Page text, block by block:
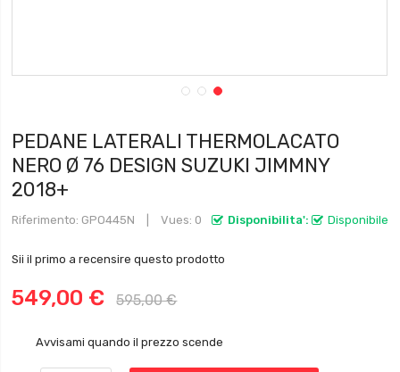
PEDANE LATERALI THERMOLACATO
NERO Ø 76 DESIGN SUZUKI JIMMNY
2018+
Disponibilita': Disponibile
Riferimento GPO445N Vues: 0
Sii il primo a recensire questo prodotto
549,00 € 595,00 €
Avvisami quando il prezzo scende